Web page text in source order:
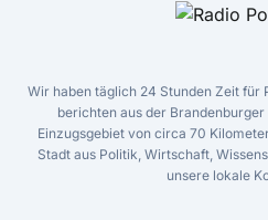
Wir haben täglich 24 Stunden Zeit für
berichten aus der
Einzugsgebiet von circa 70
Stadt aus Politik, Wirtschaft,
unsere lokale